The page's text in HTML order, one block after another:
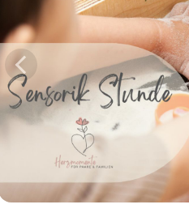
Julia,Dec 10
Marika, Dec 10